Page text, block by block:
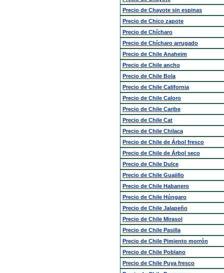
Precio de Chayote sin espinas
Precio de Chico zapote
Precio de Chícharo
Precio de Chícharo arrugado
Precio de Chile Anaheim
Precio de Chile ancho
Precio de Chile Bola
Precio de Chile California
Precio de Chile Caloro
Precio de Chile Caribe
Precio de Chile Cat
Precio de Chile Chilaca
Precio de Chile de Árbol fresco
Precio de Chile de Árbol seco
Precio de Chile Dulce
Precio de Chile Guajillo
Precio de Chile Habanero
Precio de Chile Húngaro
Precio de Chile Jalapeño
Precio de Chile Mirasol
Precio de Chile Pasilla
Precio de Chile Pimiento morrón
Precio de Chile Poblano
Precio de Chile Puya fresco